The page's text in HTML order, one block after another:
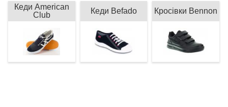
Кеди American
Club
Кеди Befado Кросівки Bennon